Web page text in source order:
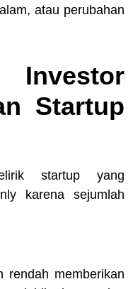
atau perubahan
Startup
startup yang
karena sejumlah
rendah memberikan